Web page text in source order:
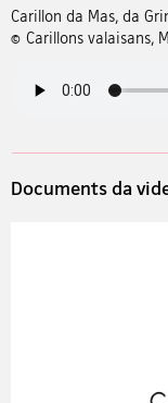
Carillon da Mas, da
© Carillons valaisans,
Documents da